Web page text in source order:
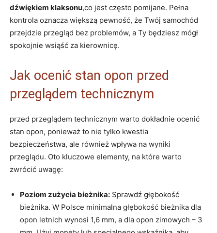
dźwiękiem klaksonu,co jest często pomijane. Pełna
kontrola oznacza większą pewność, że Twój samochód
przejdzie przegląd bez problemów, a Ty będziesz mógł
spokojnie wsiąść za kierownicę.
Jak ocenić stan opon przed
przeglądem technicznym
przed przeglądem technicznym warto dokładnie ocenić
stan opon, ponieważ to nie tylko kwestia
bezpieczeństwa, ale również wpływa na wyniki
przeglądu. Oto kluczowe elementy, na które warto
zwrócić uwagę:
Poziom zużycia bieżnika: Sprawdź głębokość
bieżnika. W Polsce minimalna głębokość bieżnika dla
opon letnich wynosi 1,6 mm, a dla opon zimowych – 3